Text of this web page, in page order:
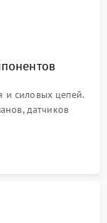
и силовых цепей.
датчиков
износа
гидросистемы